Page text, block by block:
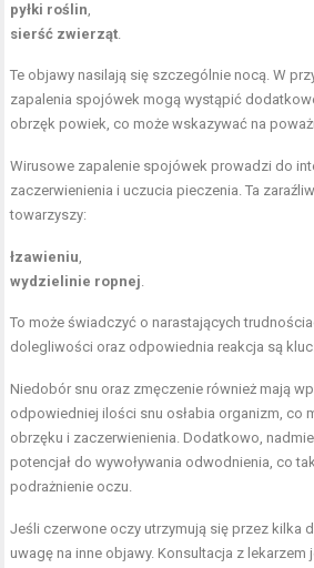
pyłki roślin,
sierść zwierząt.
Te objawy nasilają się szczególnie nocą. W
zapalenia spojówek mogą wystąpić
obrzęk powiek, co może wskazywać na
Wirusowe zapalenie spojówek prowadzi do
zaczerwienienia i uczucia pieczenia. Ta
towarzyszy:
łzawieniu,
wydzielinie ropnej.
To może świadczyć o narastających
dolegliwości oraz odpowiednia reakcja są
Niedobór snu oraz zmęczenie również mają
odpowiedniej ilości snu osłabia organizm, co
obrzęku i zaczerwienienia. Dodatkowo,
potencjał do wywoływania odwodnienia, co
podrażnienie oczu.
Jeśli czerwone oczy utrzymują się przez kilka
uwagę na inne objawy. Konsultacja z